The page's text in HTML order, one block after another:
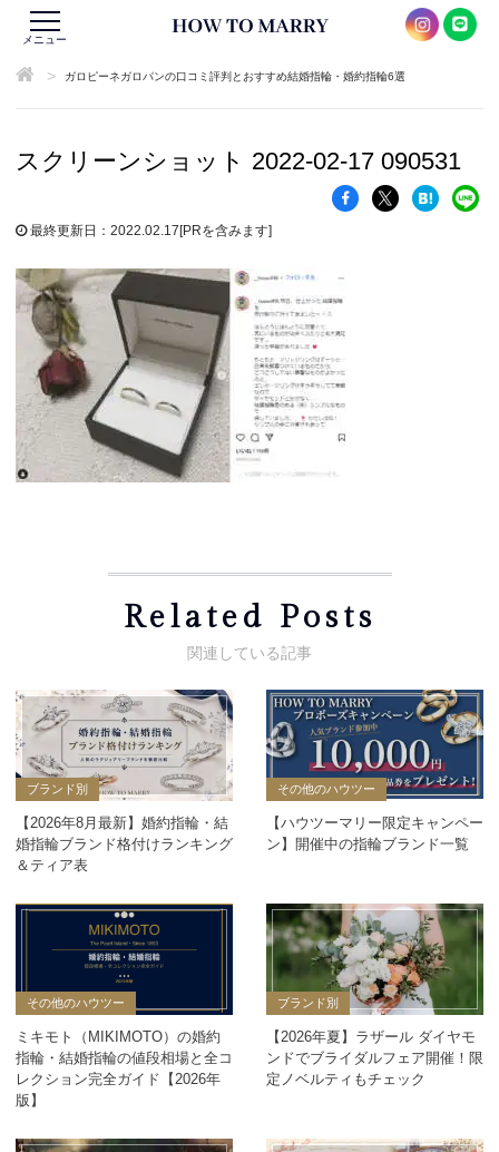
メニュー
> ガロピーネガロパンの口コミ評判とおすすめ結婚指輪・婚約指輪6選
スクリーンショット 2022-02-17 090531
最終更新日：2022.02.17[PRを含みます]
Related Posts
ブランド別
【2026年8月最新】婚約指輪・結
婚指輪ブランド格付けランキング
＆ティア表
その他のハウツー
【ハウツーマリー限定キャンペー
ン】開催中の指輪ブランド一覧
その他のハウツー
ミキモト（MIKIMOTO）の婚約
指輪・結婚指輪の値段相場と全コ
レクション完全ガイド【2026年
版】
ブランド別
【2026年夏】ラザール ダイヤモ
ンドでブライダルフェア開催！限
定ノベルティもチェック